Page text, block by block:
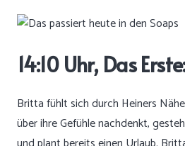
14:10 Uhr, Das
Britta fühlt sich durch Heiners
über ihre Gefühle nachdenkt,